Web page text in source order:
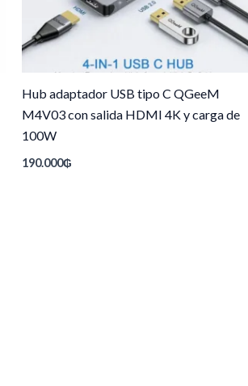
Hub adaptador USB tipo C QGeeM
M4V03 con salida HDMI 4K y carga de
100W
190.000₲